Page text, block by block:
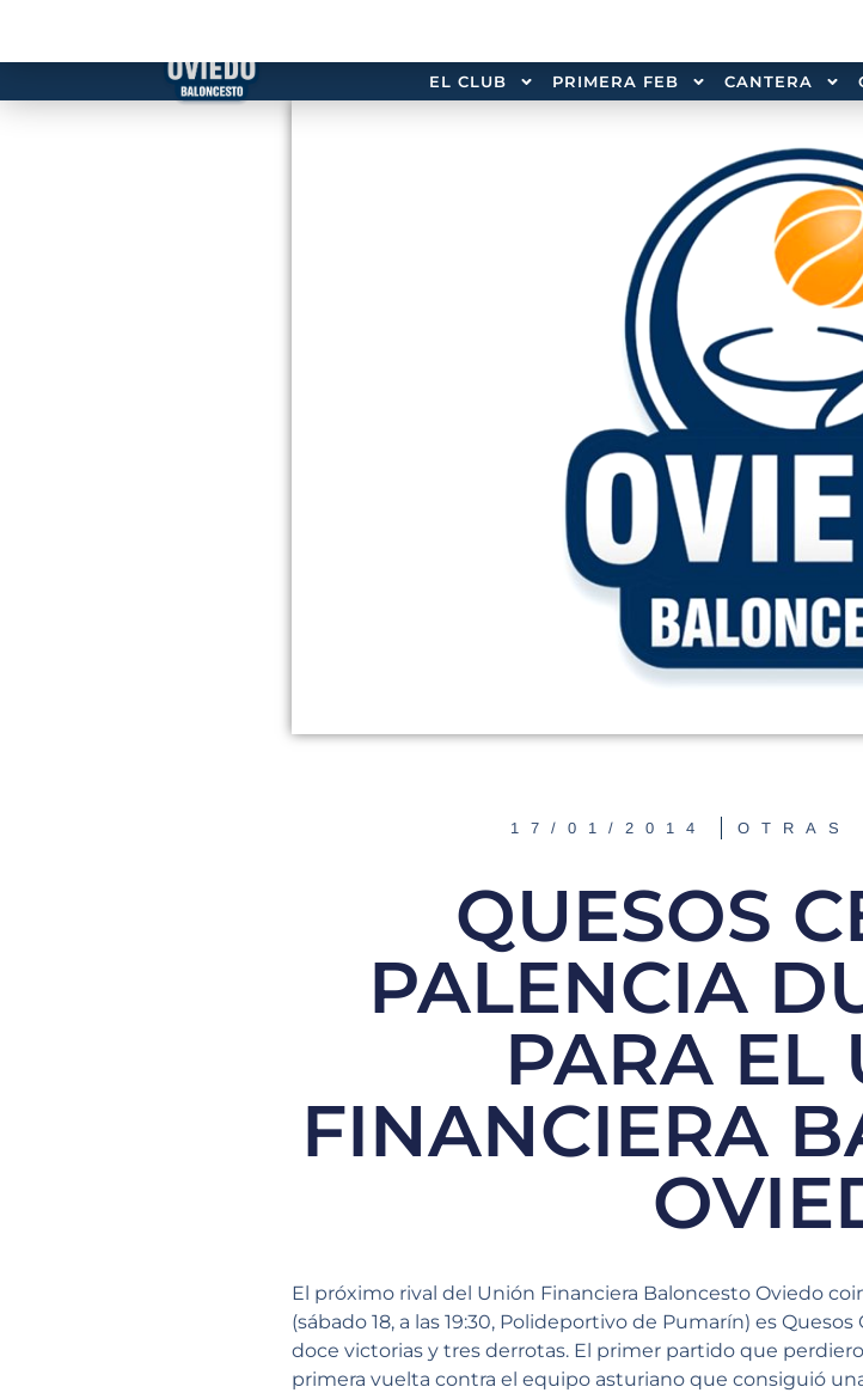
EL CLUB PRIMERA FEB CANTERA
17/01/2014 OTRAS
QUESOS
PALENCIA
PARA EL
FINANCIERA
El próximo rival del Unión Financiera Baloncesto Oviedo
(sábado 18, a las 19:30, Polideportivo de Pumarín) es
doce victorias y tres derrotas. El primer partido que
primera vuelta contra el equipo asturiano que consiguió